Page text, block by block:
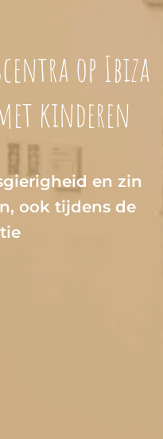
op Ibiza
kinderen
en zin
ook tijdens de